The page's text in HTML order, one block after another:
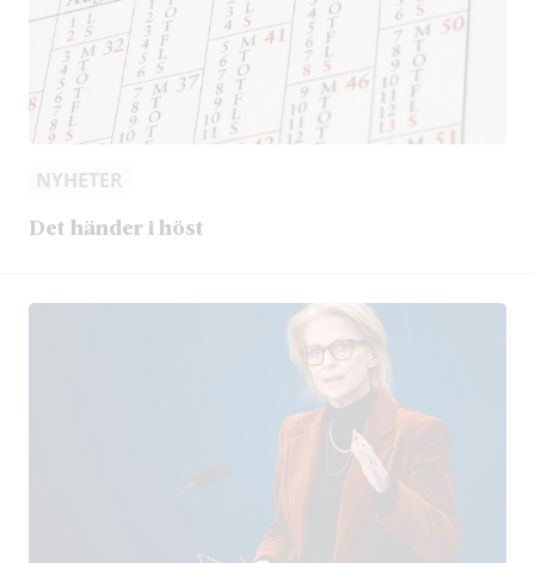
NYHETER
Det händer i höst